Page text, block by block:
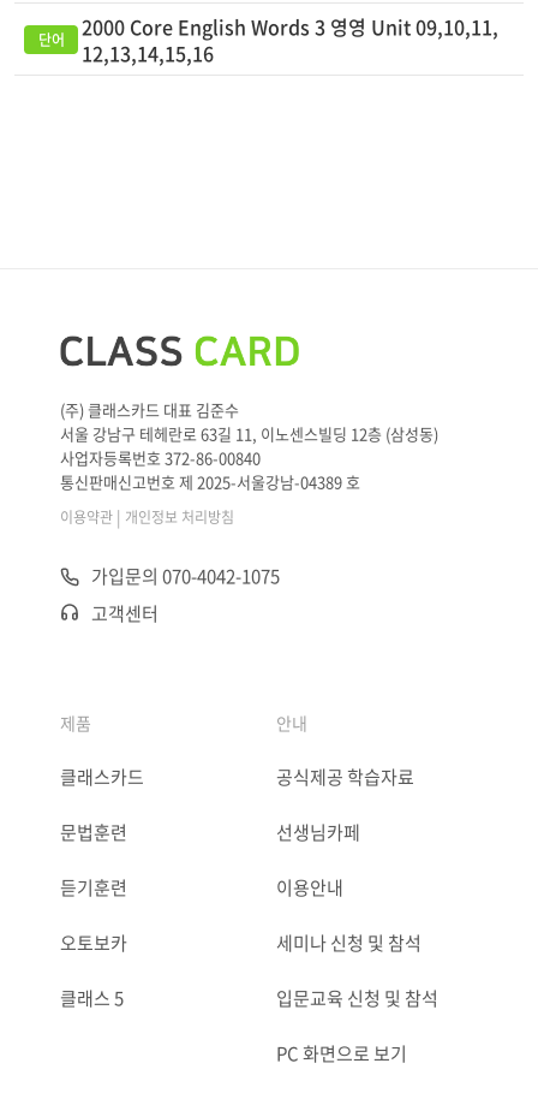
2000 Core English Words 3 영영 Unit 09,10,11,
12,13,14,15,16
(주) 클래스카드 대표 김준수
서울 강남구 테헤란로 63길 11, 이노센스빌딩 12층 (삼성동)
사업자등록번호 372-86-00840
통신판매신고번호 제 2025-서울강남-04389 호
이용약관 | 개인정보 처리방침
가입문의 070-4042-1075
고객센터
제품
클래스카드
문법훈련
듣기훈련
오토보카
클래스 5
안내
공식제공 학습자료
선생님카페
이용안내
세미나 신청 및 참석
입문교육 신청 및 참석
PC 화면으로 보기